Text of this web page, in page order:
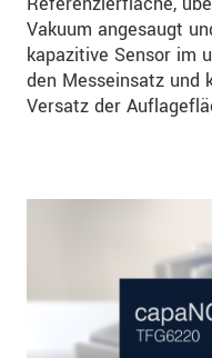
Vakuum angesaugt
kapazitive Sensor im
den Messeinsatz und
Versatz der